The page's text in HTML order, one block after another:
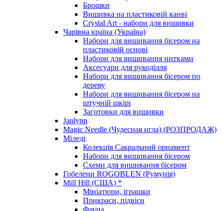
Брошки
Вишивка на пластиковій канві
Crystal Art - набори для вишивки
Чарівна країна (Україна)
Набори для вишивання бісером на
пластиковій основі
Набори для вишивання нитками
Аксесуари для рукоділля
Набори для вишивання бісером по
дереву
Набори для вишивання бісером на
штучній шкірі
Заготовки для вишивки
Janlynn
Magic Needle (Чудесная игла) (РОЗПРОДАЖ)
Міледі
Колекція Сакральний орнамент
Набори для вишивання бісером
Схеми для вишивання бісером
Гобелени ROGOBLEN (Румунія)
Mill Hill (США) *
Мініатюри, іграшки
Прикраси, підвіси
Фауна